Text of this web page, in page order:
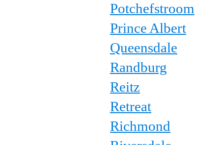
Potchefstroom
Prince Albert
Queensdale
Randburg
Reitz
Retreat
Richmond